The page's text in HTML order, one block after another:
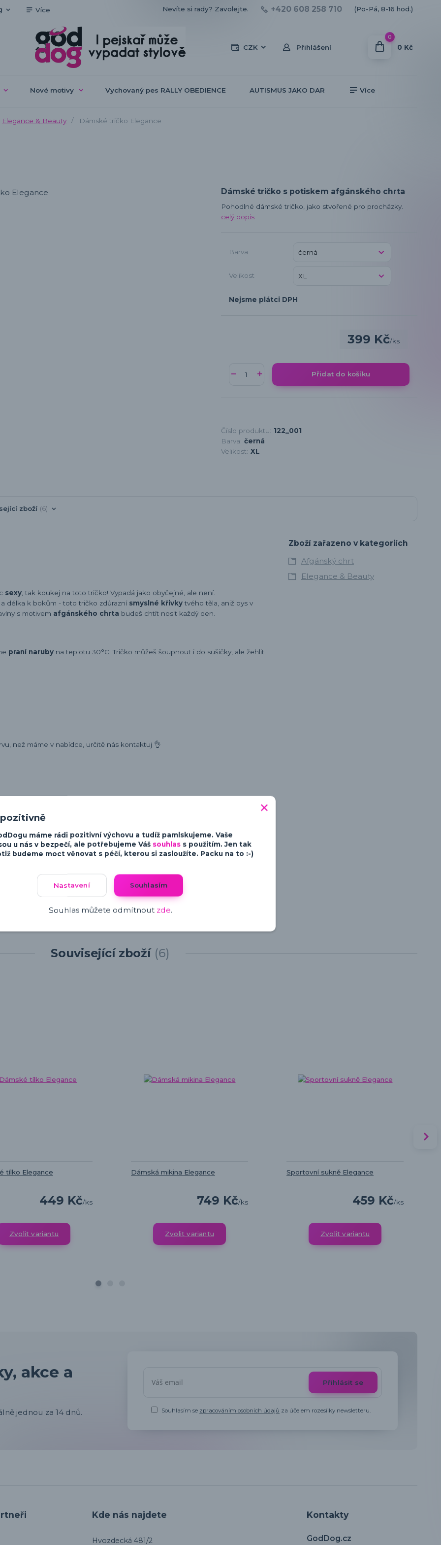
Více
CZK Přihlášení
Nevíte si rady? Zavolejte. +420 608 258 710 (Po-Pá, 8-16 hod.)
0
0 Kč
Nové motivy Vychovaný pes RALLY OBEDIENCE AUTISMUS JAKO DAR Více
Elegance & Beauty Dámské tričko Elegance
Dámské tričko s potiskem afgánského chrta
Pohodlné dámské tričko, jako stvořené pro procházky.
celý popis
Barva
Velikost
Nejsme plátci DPH
399 Kč/ks
Přidat do košíku
Číslo produktu: 122_001
Barva: černá
Velikost: XL
zboží 6
sexy , tak koukej na toto tričko! Vypadá jako obyčejné, ale není.
délka k bokům - toto tričko zdůrazní smyslné křivky tvého těla, aniž bys v
s motivem afgánského chrta budeš chtít nosit každý den.
praní naruby na teplotu 30°C. Tričko můžeš šoupnout i do sušičky, ale žehlit
než máme v nabídce, určitě nás kontaktuj 👌
a charakter psů. Od minimalistických a moderních designů po vtipné a hravé
ke psům.
Zboží zařazeno v kategoriích
Afgánský chrt
Elegance & Beauty
Související zboží 6
tílko Elegance
449 Kč/ks
Zvolit variantu
Dámská mikina Elegance
749 Kč/ks
Zvolit variantu
Sportovní sukně Elegance
459 Kč/ks
Zvolit variantu
akce a
jednou za 14 dnů.
Přihlásit se
Souhlasím se zpracováním osobních údajů za účelem rozesílky newsletteru.
Kde nás najdete
Hvozdecká 481/2
Kontakty
GodDog.cz
máme rádi pozitivní výchovu a tudíž pamlskujeme. Vaše
u nás v bezpečí, ale potřebujeme Váš souhlas s použitím. Jen tak
budeme moct věnovat s péčí, kterou si zasloužíte. Packu na to :-)
Nastavení Souhlasím
Souhlas můžete odmítnout zde.